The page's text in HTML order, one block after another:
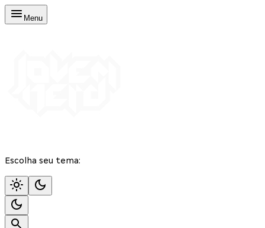
Menu
Escolha seu tema: